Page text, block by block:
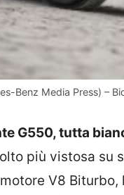
Benz Media Press) –
G550, tutta
più vistosa su
V8